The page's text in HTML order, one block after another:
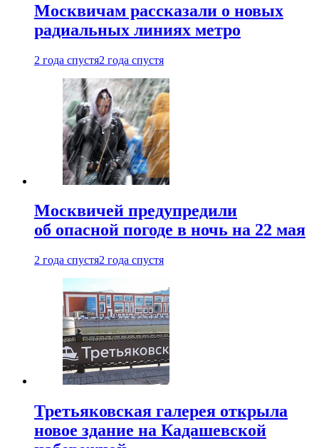
Москвичам рассказали о новых
радиальных линиях метро
2 года спустя2 года спустя
Москвичей предупредили
об опасной погоде в ночь на 22 мая
2 года спустя2 года спустя
Третьяковская галерея открыла
новое здание на Кадашевской